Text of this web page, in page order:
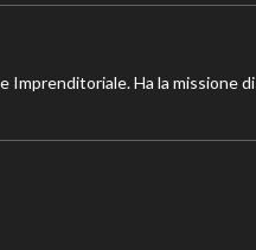
Imprenditoriale. Ha la missione